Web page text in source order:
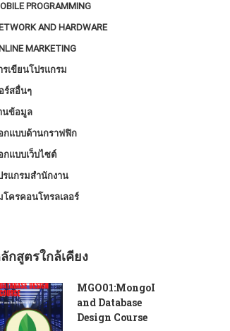
PROGRAMMING
AND HARDWARE
MARKETING
รเขียนโปรแกรม
ร์สอื่นๆ
นข้อมูล
กแบบด้านกราฟฟิก
กแบบเว็บไซต์
รแกรมสํานักงาน
โครคอนโทรลเลอร์
กสูตรใกล้เคียง
MGO01:MongoDB
and Database
Design Course